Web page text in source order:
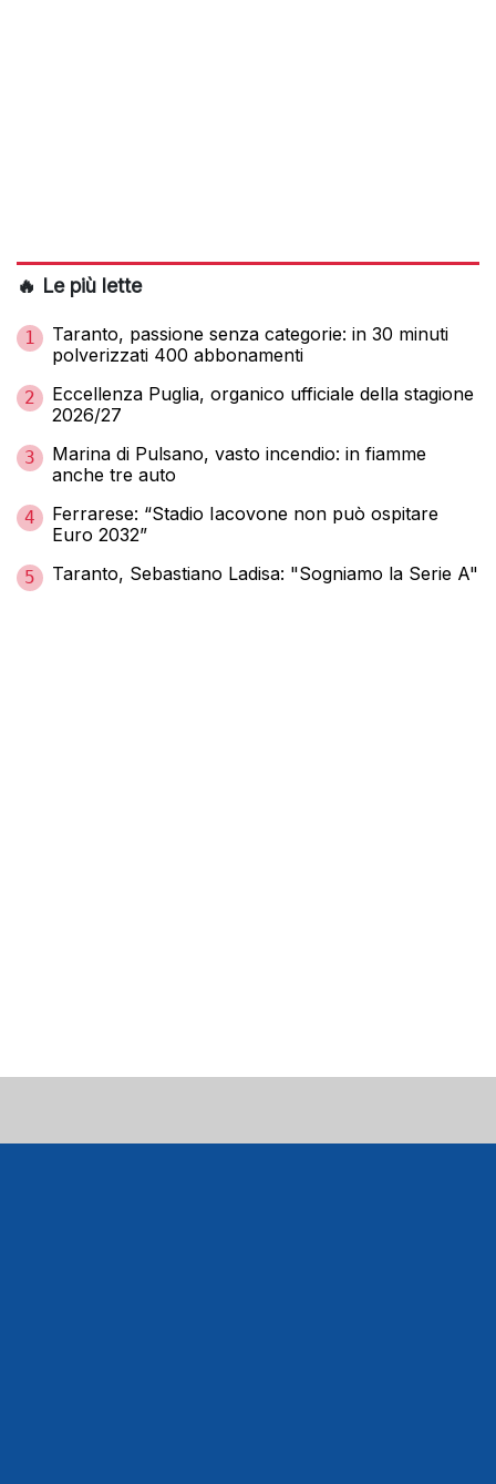
🔥 Le più lette
1
Taranto, passione senza categorie: in 30 minuti
polverizzati 400 abbonamenti
2
Eccellenza Puglia, organico ufficiale della stagione
2026/27
3
Marina di Pulsano, vasto incendio: in fiamme
anche tre auto
4
Ferrarese: “Stadio Iacovone non può ospitare
Euro 2032”
5 Taranto, Sebastiano Ladisa: "Sogniamo la Serie A"